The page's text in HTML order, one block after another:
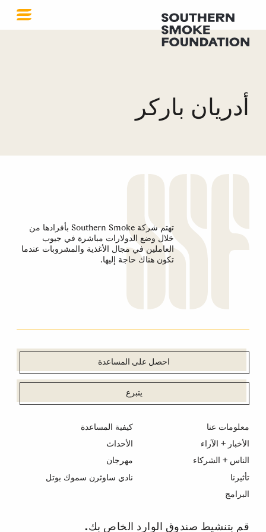
أدريان باركر
تهتم شركة Southern Smoke بأفرادها من
خلال وضع الدولارات مباشرة في جيوب
العاملين في مجال الأغذية والمشروبات عندما
تكون هناك حاجة إليها.
احصل على المساعدة
يتبرع
معلومات عنا
الأخبار + الآراء
الناس + الشركاء
تأثيرنا
البرامج
كيفية المساعدة
الأحداث
مهرجان
نادي ساوثرن سموك بوتل
قم بتنشيط صندوق الوارد الخاص بك.